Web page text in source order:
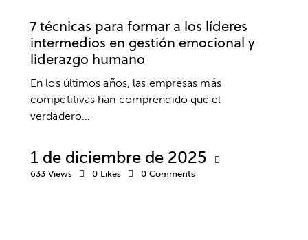
7 técnicas para formar a los líderes
intermedios en gestión emocional y
liderazgo humano
En los últimos años, las empresas más
competitivas han comprendido que el
verdadero…
1 de diciembre de 2025
633 Views 0 Likes 0 Comments